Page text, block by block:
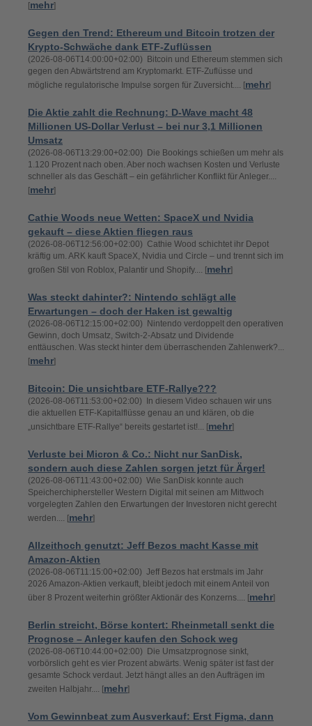
[mehr]
Gegen den Trend: Ethereum und Bitcoin trotzen der
Krypto-Schwäche dank ETF-Zuflüssen
(2026-08-06T14:00:00+02:00) Bitcoin und Ethereum stemmen sich
gegen den Abwärtstrend am Kryptomarkt. ETF-Zuflüsse und
mögliche regulatorische Impulse sorgen für Zuversicht.... [mehr]
Die Aktie zahlt die Rechnung: D-Wave macht 48
Millionen US-Dollar Verlust – bei nur 3,1 Millionen
Umsatz
(2026-08-06T13:29:00+02:00) Die Bookings schießen um mehr als
1.120 Prozent nach oben. Aber noch wachsen Kosten und Verluste
schneller als das Geschäft – ein gefährlicher Konflikt für Anleger....
[mehr]
Cathie Woods neue Wetten: SpaceX und Nvidia
gekauft – diese Aktien fliegen raus
(2026-08-06T12:56:00+02:00) Cathie Wood schichtet ihr Depot
kräftig um. ARK kauft SpaceX, Nvidia und Circle – und trennt sich im
großen Stil von Roblox, Palantir und Shopify.... [mehr]
Was steckt dahinter?: Nintendo schlägt alle
Erwartungen – doch der Haken ist gewaltig
(2026-08-06T12:15:00+02:00) Nintendo verdoppelt den operativen
Gewinn, doch Umsatz, Switch-2-Absatz und Dividende
enttäuschen. Was steckt hinter dem überraschenden Zahlenwerk?...
[mehr]
Bitcoin: Die unsichtbare ETF-Rallye???
(2026-08-06T11:53:00+02:00) In diesem Video schauen wir uns
die aktuellen ETF-Kapitalflüsse genau an und klären, ob die
„unsichtbare ETF-Rallye“ bereits gestartet ist!... [mehr]
Verluste bei Micron & Co.: Nicht nur SanDisk,
sondern auch diese Zahlen sorgen jetzt für Ärger!
(2026-08-06T11:43:00+02:00) Wie SanDisk konnte auch
Speicherchiphersteller Western Digital mit seinen am Mittwoch
vorgelegten Zahlen den Erwartungen der Investoren nicht gerecht
werden.... [mehr]
Allzeithoch genutzt: Jeff Bezos macht Kasse mit
Amazon-Aktien
(2026-08-06T11:15:00+02:00) Jeff Bezos hat erstmals im Jahr
2026 Amazon-Aktien verkauft, bleibt jedoch mit einem Anteil von
über 8 Prozent weiterhin größter Aktionär des Konzerns.... [mehr]
Berlin streicht, Börse kontert: Rheinmetall senkt die
Prognose – Anleger kaufen den Schock weg
(2026-08-06T10:44:00+02:00) Die Umsatzprognose sinkt,
vorbörslich geht es vier Prozent abwärts. Wenig später ist fast der
gesamte Schock verdaut. Jetzt hängt alles an den Aufträgen im
zweiten Halbjahr.... [mehr]
Vom Gewinnbeat zum Ausverkauf: Erst Figma, dann